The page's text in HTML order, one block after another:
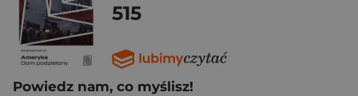
515
Powiedz nam, co myślisz!